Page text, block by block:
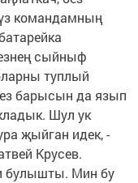
командамның
сыйныф
туплый
барысын да язып
Шул ук
җыйган идек, -
Крусев.
булышты. Мин бу